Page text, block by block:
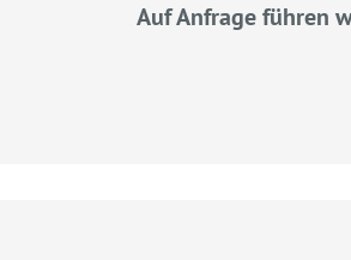
Auf Anfrage führen